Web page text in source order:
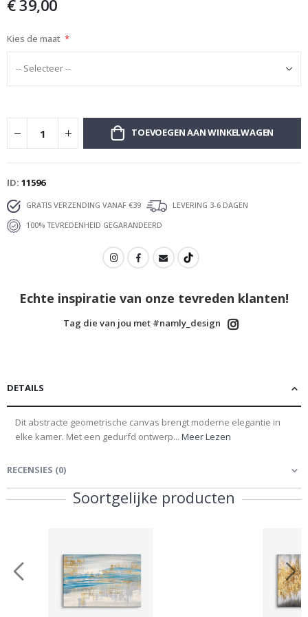
afbeeldingen-
€ 39,00
Kies de maat
TOEVOEGEN AAN WINKELWAGEN
ID 11596
GRATIS VERZENDING VANAF €39
LEVERING 3-6 DAGEN
100% TEVREDENHEID GEGARANDEERD
Echte inspiratie van onze tevreden klanten!
Tag die van jou met #namly_design
DETAILS
Dit abstracte geometrische canvas brengt moderne elegantie in
elke kamer. Met een gedurfd ontwerp... Meer Lezen
RECENSIES (0)
Soortgelijke producten